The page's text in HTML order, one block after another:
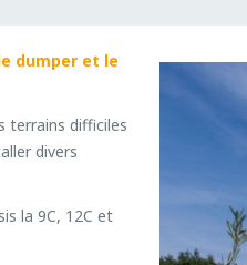
dumper et le
terrains difficiles
divers
la 9C, 12C et